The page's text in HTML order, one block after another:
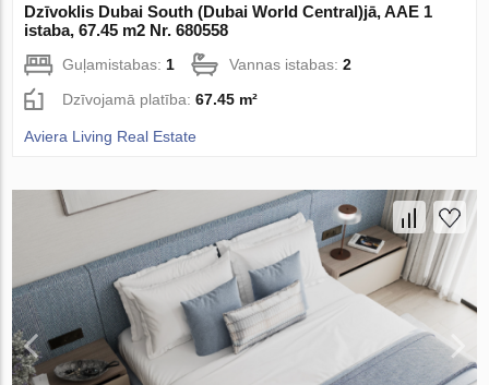
Dzīvoklis Dubai South (Dubai World Central)jā, AAE 1
istaba, 67.45 m2 Nr. 680558
Guļamistabas: 1 Vannas istabas:2
Dzīvojamā platība:67.45 m²
Aviera Living Real Estate